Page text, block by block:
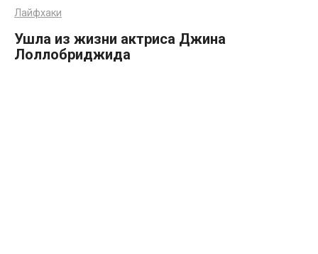
Лайфхаки
Ушла из жизни актриса Джина
Лоллобриджида